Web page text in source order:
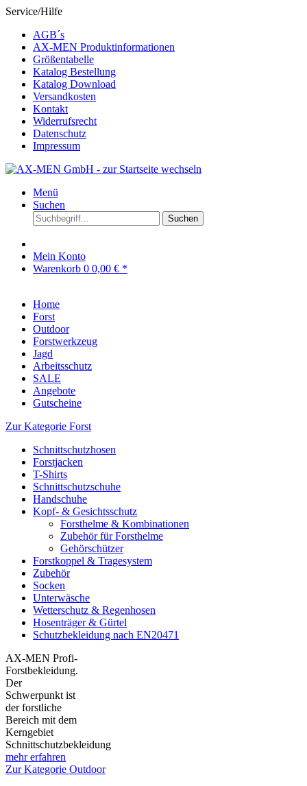
Service/Hilfe
AGB´s
AX-MEN Produktinformationen
Größentabelle
Katalog Bestellung
Katalog Download
Versandkosten
Kontakt
Widerrufsrecht
Datenschutz
Impressum
Menü
Suchen
Suchen
Mein Konto
Warenkorb 0 0,00 € *
Home
Forst
Outdoor
Forstwerkzeug
Jagd
Arbeitsschutz
SALE
Angebote
Gutscheine
Zur Kategorie Forst
Schnittschutzhosen
Forstjacken
T-Shirts
Schnittschutzschuhe
Handschuhe
Kopf- & Gesichtsschutz
Forsthelme & Kombinationen
Zubehör für Forsthelme
Gehörschützer
Forstkoppel & Tragesystem
Zubehör
Socken
Unterwäsche
Wetterschutz & Regenhosen
Hosenträger & Gürtel
Schutzbekleidung nach EN20471
AX-MEN Profi-
Forstbekleidung.
Der
Schwerpunkt ist
der forstliche
Bereich mit dem
Kerngebiet
Schnittschutzbekleidung
mehr erfahren
Zur Kategorie Outdoor